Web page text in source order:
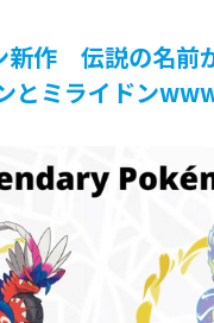
飛鳥、前屈みで完全に見えてる
プリズマ☆イリヤ』の新グッズ
100点、体30点の女ｗｗｗ
ん(11)が万バズ！！
版主題歌は必要か?」論争
るようになったので限界まで極
新作 伝説の名前
とミライドン